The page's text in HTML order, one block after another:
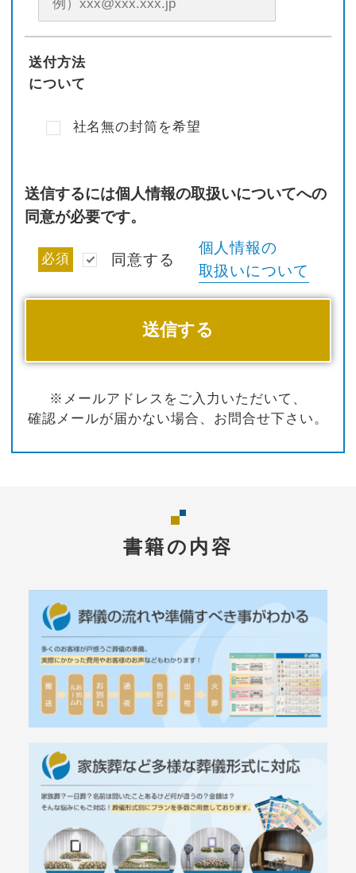
送付方法
について
社名無の封筒を希望
送信するには個人情報の取扱いについてへの
同意が必要です。
必須 同意する
個人情報の
取扱いについて
※メールアドレスをご入力いただいて、
確認メールが届かない場合、お問合せ下さい。
書籍の内容